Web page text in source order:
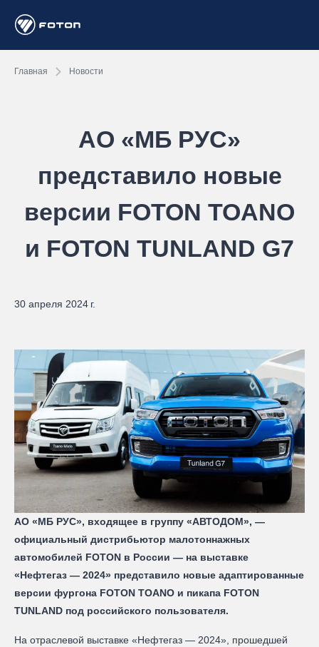
Главная Новости
АО «МБ РУС»
представило новые
версии FOTON TOANO
и FOTON TUNLAND G7
30 апреля 2024 г.
АО «МБ РУС», входящее в группу «АВТОДОМ», —
официальный дистрибьютор малотоннажных
автомобилей FOTON в России — на выставке
«Нефтегаз — 2024» представило новые адаптированные
версии фургона FOTON TOANO и пикапа FOTON
TUNLAND под российского пользователя.
На отраслевой выставке «Нефтегаз — 2024», прошедшей